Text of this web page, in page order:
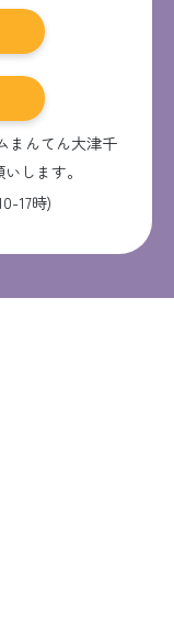
まんてん大津千
します。
17時)